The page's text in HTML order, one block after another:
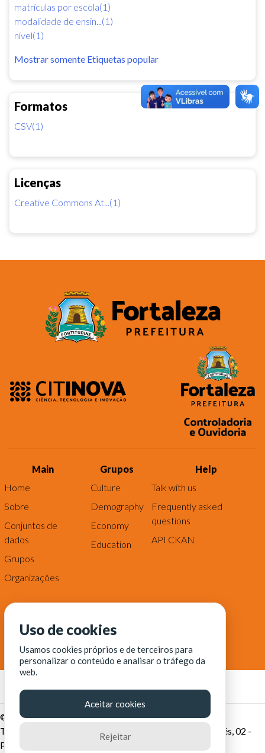
matrículas por escola(1)
modalidade de ensin...(1)
nível(1)
Mostrar somente Etiquetas popular
Formatos
CSV(1)
Licenças
Creative Commons At...(1)
Main
Home
Sobre
Conjuntos de
dados
Grupos
Organizações
Grupos
Culture
Demography
Economy
Education
Help
Talk with us
Frequently asked
questions
API CKAN
© Fortaleza Digital || CITINOVA - Fundação de Ciência,
Tecnologia e Inovação de Fortaleza - Rua dos Tremembés, 02 -
Praia de Iracema - Fortaleza-CE
Uso de cookies
Usamos cookies próprios e de terceiros para
personalizar o conteúdo e analisar o tráfego da
web.
Aceitar cookies
Rejeitar